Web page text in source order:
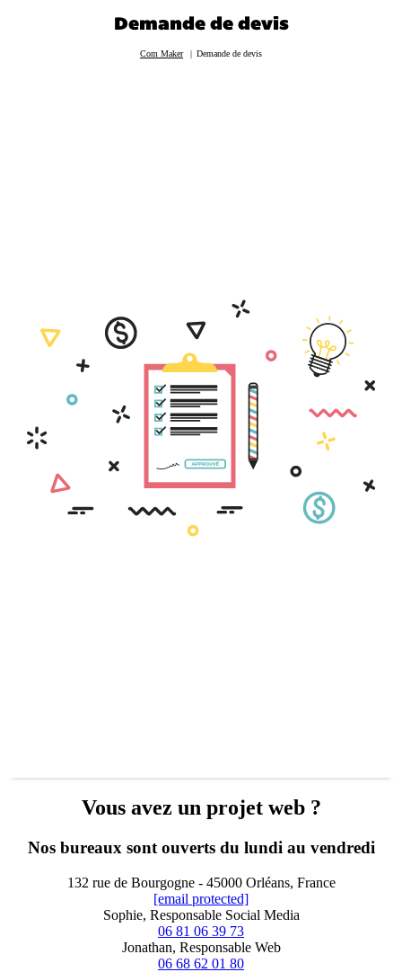
Demande de devis
Com Maker Demande de devis
Vous avez un projet web ?
Nos bureaux sont ouverts du lundi au vendredi
132 rue de Bourgogne - 45000 Orléans, France
[email protected]
Sophie, Responsable Social Media
06 81 06 39 73‬
Jonathan, Responsable Web
06 68 62 01 80‬